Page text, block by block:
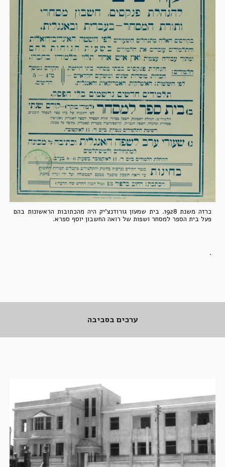
כרזה משנת 1928.
בית שמעון גורודנצ'יק היה מהכתובות הראשונות בהם
פעל בית הספר למסחר ושפות של רואה החשבון יוסף ספרא.
.
ערכים בסביבה